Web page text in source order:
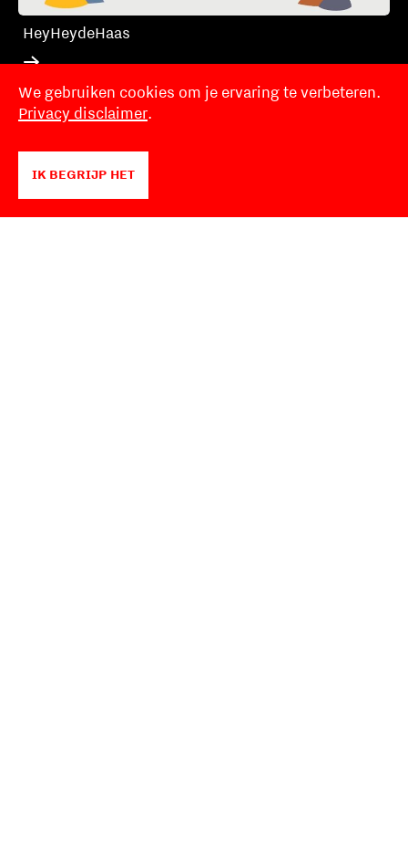
HeyHeydeHaas
We gebruiken cookies om je ervaring te verbeteren.
Privacy disclaimer.
IK BEGRIJP HET